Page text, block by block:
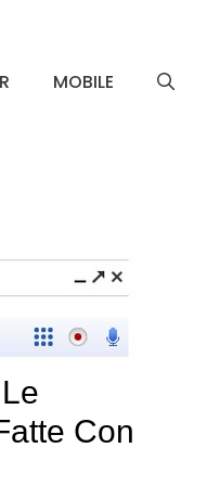
MOBILE
Con